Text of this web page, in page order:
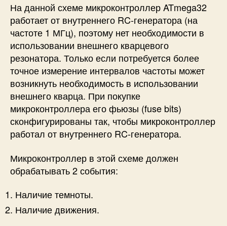
На данной схеме микроконтроллер ATmega32
работает от внутреннего RC-генератора (на
частоте 1 МГц), поэтому нет необходимости в
использовании внешнего кварцевого
резонатора. Только если потребуется более
точное измерение интервалов частоты может
возникнуть необходимость в использовании
внешнего кварца. При покупке
микроконтроллера его фьюзы (fuse bits)
сконфигурированы так, чтобы микроконтроллер
работал от внутреннего RC-генератора.
Микроконтроллер в этой схеме должен
обрабатывать 2 события:
Наличие темноты.
Наличие движения.